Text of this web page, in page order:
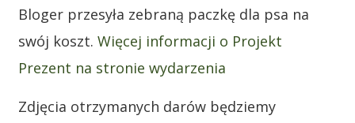
Bloger przesyła zebraną paczkę dla psa na
swój koszt. Więcej informacji o Projekt
Prezent na stronie wydarzenia
Zdjęcia otrzymanych darów będziemy